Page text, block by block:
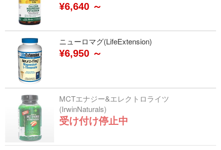
¥6,640 ～
ニューロマグ(LifeExtension)
¥6,950 ～
MCTエナジー&エレクトロライツ
(IrwinNaturals)
受け付け停止中